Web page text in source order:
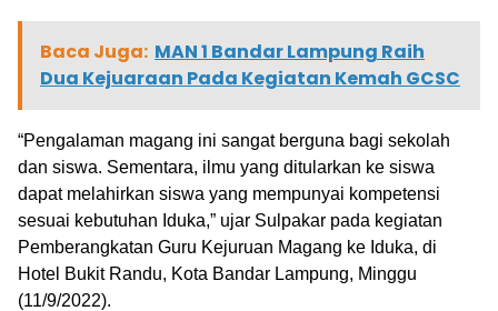
Baca Juga: MAN 1 Bandar Lampung Raih
Dua Kejuaraan Pada Kegiatan Kemah GCSC
“Pengalaman magang ini sangat berguna bagi sekolah
dan siswa. Sementara, ilmu yang ditularkan ke siswa
dapat melahirkan siswa yang mempunyai kompetensi
sesuai kebutuhan Iduka,” ujar Sulpakar pada kegiatan
Pemberangkatan Guru Kejuruan Magang ke Iduka, di
Hotel Bukit Randu, Kota Bandar Lampung, Minggu
(11/9/2022).